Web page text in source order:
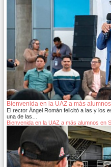
Bienvenida en la UAZ a más
El rector Ángel Román felicitó a las y los
una de las…
Bienvenida en la UAZ a más alumnos en